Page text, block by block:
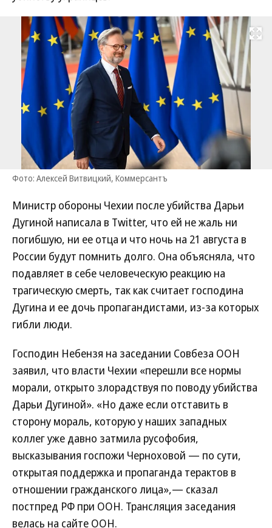
Развернуть
Фото: Алексей Витвицкий, Коммерсантъ
Министр обороны Чехии после убийства Дарьи
Дугиной написала в Twitter, что ей не жаль ни
погибшую, ни ее отца и что ночь на 21 августа в
России будут помнить долго. Она объясняла, что
подавляет в себе человеческую реакцию на
трагическую смерть, так как считает господина
Дугина и ее дочь пропагандистами, из-за которых
гибли люди.
Господин Небензя на заседании Совбеза ООН
заявил, что власти Чехии «перешли все нормы
морали, открыто злорадствуя по поводу убийства
Дарьи Дугиной». «Но даже если отставить в
сторону мораль, которую у наших западных
коллег уже давно затмила русофобия,
высказывания госпожи Черноховой — по сути,
открытая поддержка и пропаганда терактов в
отношении гражданского лица»,— сказал
постпред РФ при ООН. Трансляция заседания
велась на сайте ООН.